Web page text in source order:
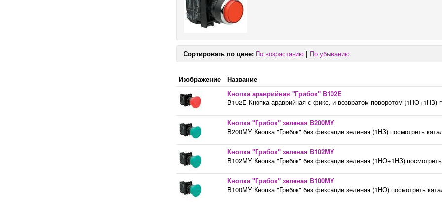
Сортировать по цене: По возрастанию | По убыванию
Изображение
Название
Кнопка араврийная "Грибок" B102E
B102E Кнопка араврийная с фикс. и возвратом поворотом (1НО+1НЗ)
Кнопка "Грибок" зеленая B200MY
B200MY Кнопка "Грибок" без фиксации зеленая (1НЗ) посмотреть
Кнопка "Грибок" зеленая B102MY
B102MY Кнопка "Грибок" без фиксации зеленая (1НО+1НЗ) посмотреть
Кнопка "Грибок" зеленая B100MY
B100MY Кнопка "Грибок" без фиксации зеленая (1НО) посмотреть